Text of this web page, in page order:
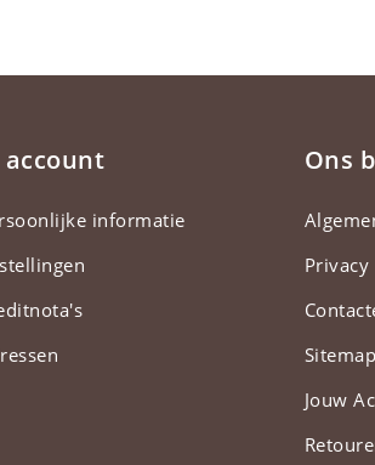
account
informatie
Ons
Privacy
Sitemap
Jouw